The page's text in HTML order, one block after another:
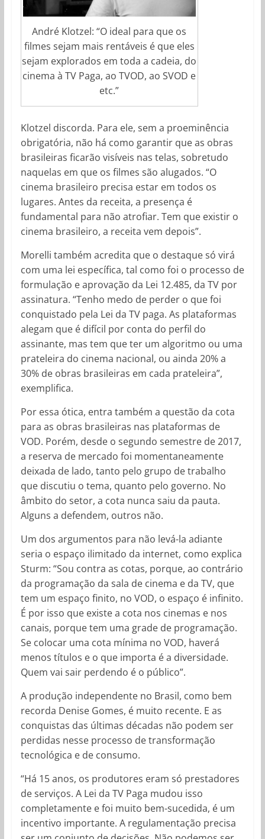
André Klotzel: “O ideal para que os
filmes sejam mais rentáveis é que eles
sejam explorados em toda a cadeia, do
cinema à TV Paga, ao TVOD, ao SVOD e
etc.”
Klotzel discorda. Para ele, sem a proeminência
obrigatória, não há como garantir que as obras
brasileiras ficarão visíveis nas telas, sobretudo
naquelas em que os filmes são alugados. “O
cinema brasileiro precisa estar em todos os
lugares. Antes da receita, a presença é
fundamental para não atrofiar. Tem que existir o
cinema brasileiro, a receita vem depois”.
Morelli também acredita que o destaque só virá
com uma lei específica, tal como foi o processo de
formulação e aprovação da Lei 12.485, da TV por
assinatura. “Tenho medo de perder o que foi
conquistado pela Lei da TV paga. As plataformas
alegam que é difícil por conta do perfil do
assinante, mas tem que ter um algoritmo ou uma
prateleira do cinema nacional, ou ainda 20% a
30% de obras brasileiras em cada prateleira”,
exemplifica.
Por essa ótica, entra também a questão da cota
para as obras brasileiras nas plataformas de
VOD. Porém, desde o segundo semestre de 2017,
a reserva de mercado foi momentaneamente
deixada de lado, tanto pelo grupo de trabalho
que discutiu o tema, quanto pelo governo. No
âmbito do setor, a cota nunca saiu da pauta.
Alguns a defendem, outros não.
Um dos argumentos para não levá-la adiante
seria o espaço ilimitado da internet, como explica
Sturm: “Sou contra as cotas, porque, ao contrário
da programação da sala de cinema e da TV, que
tem um espaço finito, no VOD, o espaço é infinito.
É por isso que existe a cota nos cinemas e nos
canais, porque tem uma grade de programação.
Se colocar uma cota mínima no VOD, haverá
menos títulos e o que importa é a diversidade.
Quem vai sair perdendo é o público”.
A produção independente no Brasil, como bem
recorda Denise Gomes, é muito recente. E as
conquistas das últimas décadas não podem ser
perdidas nesse processo de transformação
tecnológica e de consumo.
“Há 15 anos, os produtores eram só prestadores
de serviços. A Lei da TV Paga mudou isso
completamente e foi muito bem-sucedida, é um
incentivo importante. A regulamentação precisa